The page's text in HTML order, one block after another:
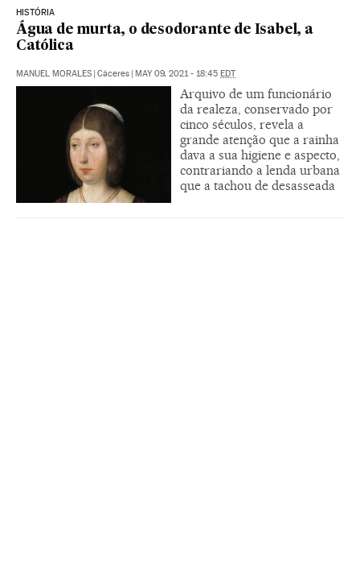
HISTÓRIA
Água de murta, o desodorante de Isabel, a
Católica
MANUEL MORALES Cáceres MAY 09, 2021 - 18:45 EDT
Arquivo de um funcionário
da realeza, conservado por
cinco séculos, revela a
grande atenção que a rainha
dava a sua higiene e aspecto,
contrariando a lenda urbana
que a tachou de desasseada